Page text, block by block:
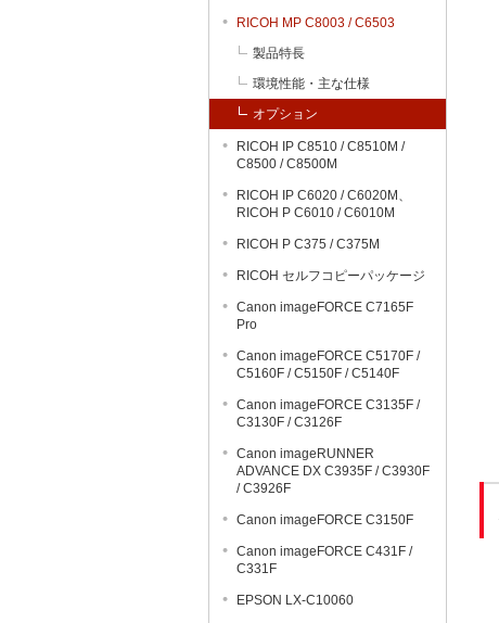
RICOH MP C8003 / C6503
製品特長
環境性能・主な仕様
オプション
RICOH IP C8510 / C8510M /
C8500 / C8500M
RICOH IP C6020 / C6020M、
RICOH P C6010 / C6010M
RICOH P C375 / C375M
RICOH セルフコピーパッケージ
Canon imageFORCE C7165F
Pro
Canon imageFORCE C5170F /
C5160F / C5150F / C5140F
Canon imageFORCE C3135F /
C3130F / C3126F
Canon imageRUNNER
ADVANCE DX C3935F / C3930F
/ C3926F
Canon imageFORCE C3150F
Canon imageFORCE C431F /
C331F
EPSON LX-C10060